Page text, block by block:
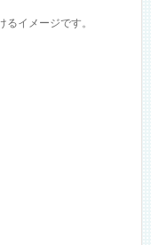
イメージです。